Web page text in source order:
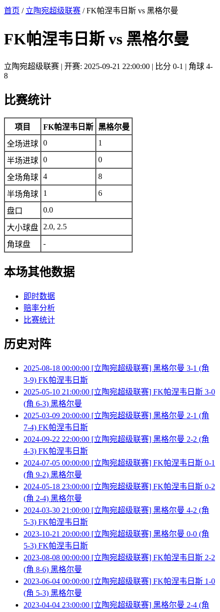
首页 / 立陶宛超级联赛 / FK帕涅韦日斯 vs 黑格尔曼
FK帕涅韦日斯 vs 黑格尔曼
立陶宛超级联赛 | 开赛: 2025-09-21 22:00:00 | 比分 0-1 | 角球 4-
8
比赛统计
项目 FK帕涅韦日斯 黑格尔曼
全场进球 0 1
半场进球 0 0
全场角球 4 8
半场角球 1 6
盘口 0.0
大小球盘 2.0, 2.5
角球盘 -
本场其他数据
即时数据
赔率分析
比赛统计
历史对阵
2025-08-18 00:00:00 [立陶宛超级联赛] 黑格尔曼 3-1 (角
3-9) FK帕涅韦日斯
2025-05-10 21:00:00 [立陶宛超级联赛] FK帕涅韦日斯 3-0
(角 6-3) 黑格尔曼
2025-03-09 20:00:00 [立陶宛超级联赛] 黑格尔曼 2-1 (角
7-4) FK帕涅韦日斯
2024-09-22 22:00:00 [立陶宛超级联赛] 黑格尔曼 2-2 (角
4-3) FK帕涅韦日斯
2024-07-05 00:00:00 [立陶宛超级联赛] FK帕涅韦日斯 0-1
(角 9-2) 黑格尔曼
2024-05-18 23:00:00 [立陶宛超级联赛] FK帕涅韦日斯 0-2
(角 2-4) 黑格尔曼
2024-03-30 21:00:00 [立陶宛超级联赛] 黑格尔曼 4-2 (角
5-3) FK帕涅韦日斯
2023-10-21 20:00:00 [立陶宛超级联赛] 黑格尔曼 0-0 (角
5-3) FK帕涅韦日斯
2023-08-08 00:00:00 [立陶宛超级联赛] FK帕涅韦日斯 2-2
(角 8-6) 黑格尔曼
2023-06-04 00:00:00 [立陶宛超级联赛] FK帕涅韦日斯 1-0
(角 5-3) 黑格尔曼
2023-04-04 23:00:00 [立陶宛超级联赛] 黑格尔曼 2-4 (角